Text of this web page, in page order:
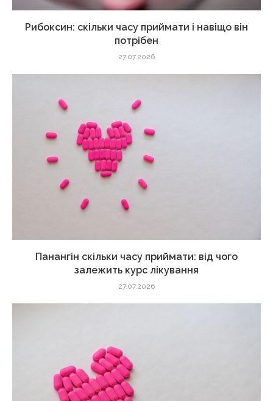
Рибоксин: скільки часу приймати і навіщо він
потрібен
27.07.2026
Панангін скільки часу приймати: від чого
залежить курс лікування
27.07.2026